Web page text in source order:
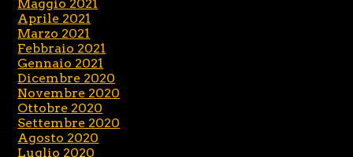
Maggio 2021
Aprile 2021
Marzo 2021
Febbraio 2021
Gennaio 2021
Dicembre 2020
Novembre 2020
Ottobre 2020
Settembre 2020
Agosto 2020
Luglio 2020